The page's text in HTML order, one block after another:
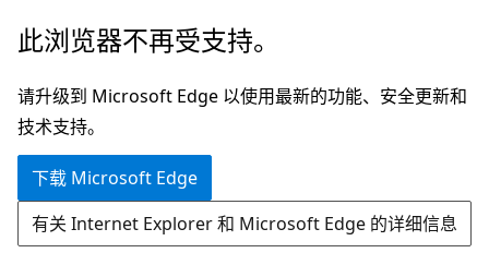
跳
主
要
内
此浏览器不再受支持。
请升级到 Microsoft Edge 以使用最新的功能、安全更新和
技术支持。
下载 Microsoft Edge
有关 Internet Explorer 和 Microsoft Edge 的详细信息